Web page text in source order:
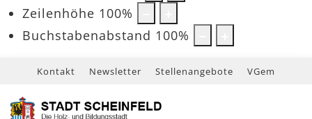
Zeilenhöhe 100%
Buchstabenabstand 100%
Kontakt Newsletter Stellenangebote VGem